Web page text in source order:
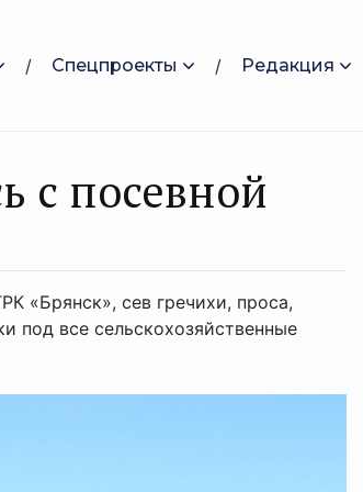
Спецпроекты Редакция
с посевной
«Брянск», сев гречихи, проса,
под все сельскохозяйственные